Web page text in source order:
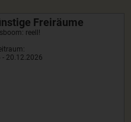
Freiräume
reell!
- 20.12.2026